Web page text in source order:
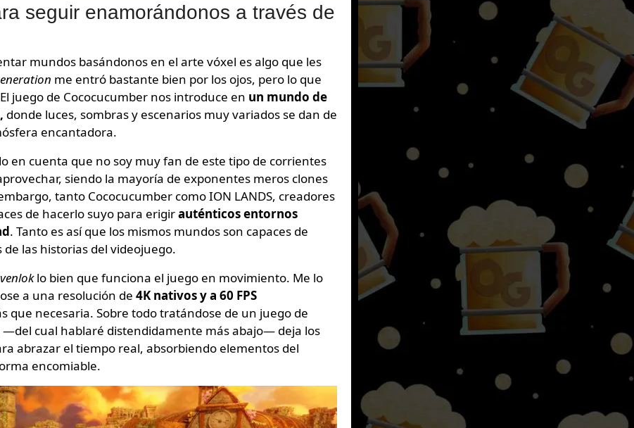
seguir enamorándonos a través de
mundos basándonos en el arte vóxel es algo que les
me entró bastante bien por los ojos, pero lo que
juego de Cococucumber nos introduce en un mundo de
donde luces, sombras y escenarios muy variados se dan de
encantadora.
en cuenta que no soy muy fan de este tipo de corrientes
siendo la mayoría de exponentes meros clones
tanto Cococucumber como ION LANDS, creadores
de hacerlo suyo para erigirauténticos entornos
. Tanto es así que los mismos mundos son capaces de
las historias del videojuego.
lo bien que funciona el juego en movimiento. Me lo
a una resolución de 4K nativos y a 60 FPS
que necesaria. Sobre todo tratándose de un juego de
—del cual hablaré distendidamente más abajo— deja los
abrazar el tiempo real, absorbiendo elementos del
encomiable.